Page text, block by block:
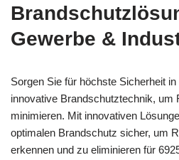
Gewerbe &
Sorgen Sie für höchste Sicherheit
innovative Brandschutztechnik, um
minimieren. Mit innovativen
optimalen Brandschutz sicher, um
erkennen und zu eliminieren für